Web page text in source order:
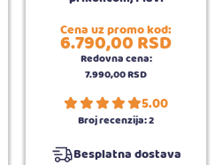
Cena uz promo kod:
6.790,00RSD
Redovna cena:
7.990,00RSD
5.00
Broj recenzija:2
Besplatna dostava